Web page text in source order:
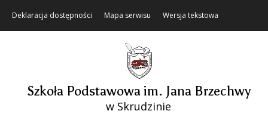
Deklaracja dostępności Mapa serwisu Wersja tekstowa
Szkoła Podstawowa im. Jana Brzechwy
w Skrudzinie